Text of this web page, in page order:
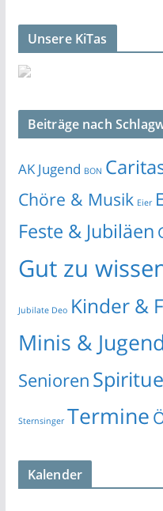
Unsere KiTas
Beiträge nach
AK Jugend BON
Chöre & Musik Eier
Feste & Jubiläen
Gut zu
Jubilate Deo Kinder &
Minis & Jugend
Senioren
Sternsinger Termine
Kalender